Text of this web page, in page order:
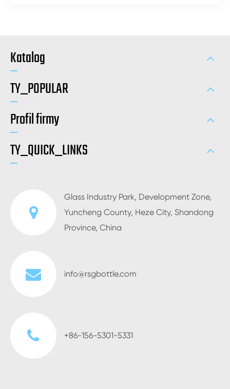
Katalog
TY_POPULAR
Profil firmy
TY_QUICK_LINKS
Glass Industry Park, Development Zone,
Yuncheng County, Heze City, Shandong
Province, China
info@rsgbottle.com
+86-156-5301-5331